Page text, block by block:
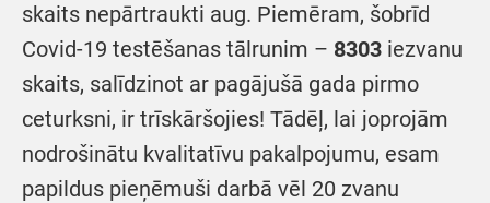
skaits nepārtraukti aug. Piemēram, šobrīd
Covid-19 testēšanas tālrunim – 8303 iezvanu
skaits, salīdzinot ar pagājušā gada pirmo
ceturksni, ir trīskāršojies! Tādēļ, lai joprojām
nodrošinātu kvalitatīvu pakalpojumu, esam
papildus pieņēmuši darbā vēl 20 zvanu